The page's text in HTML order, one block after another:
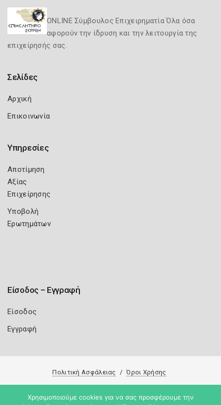
ONLINE Σύμβουλος Επιχειρηματία Όλα όσα
αφορούν την ίδρυση και την λειτουργία της
επιχείρησής σας.
Σελίδες
Αρχική
Επικοινωνία
Υπηρεσίες
Αποτίμηση
Αξίας
Επιχείρησης
Υποβολή
Ερωτημάτων
Είσοδος – Εγγραφή
Είσοδος
Εγγραφή
Πολιτική Ασφάλειας Όροι Χρήσης
Copyright 2026 Knowledge A.E.
Χρησιμοποιούμε cookies για να σας προσφέρουμε την